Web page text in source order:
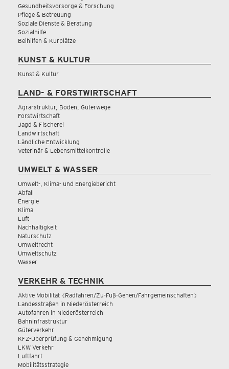
Gesundheitsvorsorge & Forschung
Pflege & Betreuung
Soziale Dienste & Beratung
Sozialhilfe
Beihilfen & Kurplätze
KUNST & KULTUR
Kunst & Kultur
LAND- & FORSTWIRTSCHAFT
Agrarstruktur, Boden, Güterwege
Forstwirtschaft
Jagd & Fischerei
Landwirtschaft
Ländliche Entwicklung
Veterinär & Lebensmittelkontrolle
UMWELT & WASSER
Umwelt-, Klima- und Energiebericht
Abfall
Energie
Klima
Luft
Nachhaltigkeit
Naturschutz
Umweltrecht
Umweltschutz
Wasser
VERKEHR & TECHNIK
Aktive Mobilität (Radfahren/Zu-Fuß-Gehen/Fahrgemeinschaften)
Landesstraßen in Niederösterreich
Autofahren in Niederösterreich
Bahninfrastruktur
Güterverkehr
KFZ-Überprüfung & Genehmigung
LKW Verkehr
Luftfahrt
Mobilitätsstrategie